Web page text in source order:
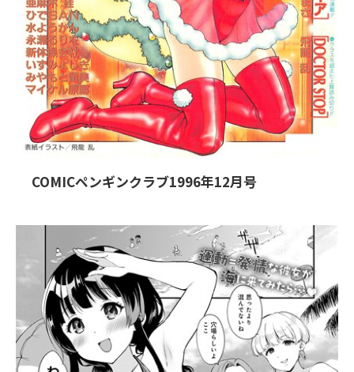
2026/7/27
COMICペンギンクラブ1996年12月号